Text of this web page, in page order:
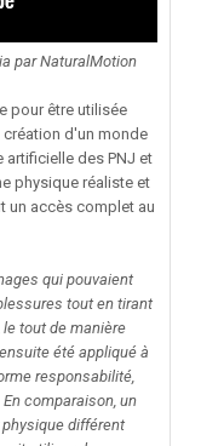
par NaturalMotion
pour être utilisée
création d'un monde
artificielle des PNJ et
physique réaliste et
un accès complet au
qui pouvaient
tout en tirant
tout de manière
été appliqué à
responsabilité,
comparaison, un
différent